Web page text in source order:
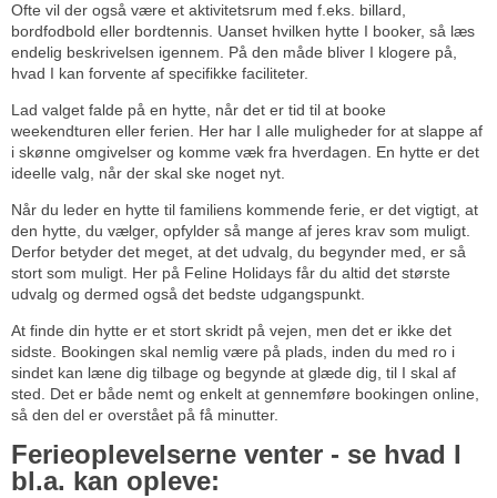
Ofte vil der også være et aktivitetsrum med f.eks. billard,
bordfodbold eller bordtennis. Uanset hvilken hytte I booker, så læs
endelig beskrivelsen igennem. På den måde bliver I klogere på,
hvad I kan forvente af specifikke faciliteter.
Lad valget falde på en hytte, når det er tid til at booke
weekendturen eller ferien. Her har I alle muligheder for at slappe af
i skønne omgivelser og komme væk fra hverdagen. En hytte er det
ideelle valg, når der skal ske noget nyt.
Når du leder en hytte til familiens kommende ferie, er det vigtigt, at
den hytte, du vælger, opfylder så mange af jeres krav som muligt.
Derfor betyder det meget, at det udvalg, du begynder med, er så
stort som muligt. Her på Feline Holidays får du altid det største
udvalg og dermed også det bedste udgangspunkt.
At finde din hytte er et stort skridt på vejen, men det er ikke det
sidste. Bookingen skal nemlig være på plads, inden du med ro i
sindet kan læne dig tilbage og begynde at glæde dig, til I skal af
sted. Det er både nemt og enkelt at gennemføre bookingen online,
så den del er overstået på få minutter.
Ferieoplevelserne venter - se hvad I
bl.a. kan opleve: